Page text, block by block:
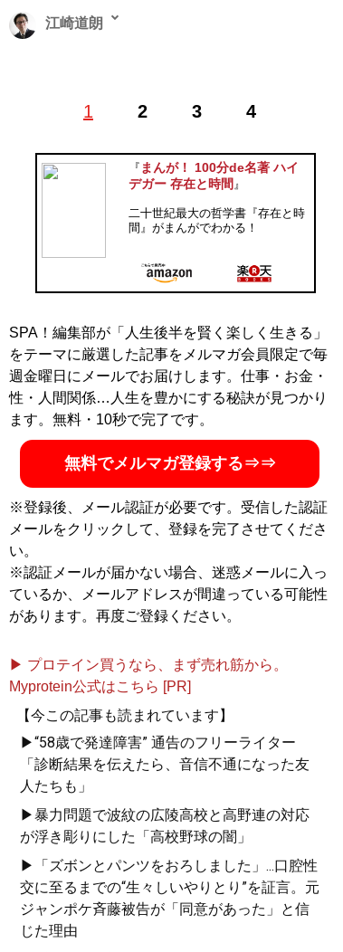
1 2 3 4
江崎道朗
学部哲学科卒業後、石原慎太郎衆議院議員の政策担当秘
やインテリジェンス、近現代史研究に従事。主な著書に
知りたくないではすまされない』(KADOKAWA)、『
朝鮮戦争と日本・台湾「侵略」工作』
書)、『日本外務省はソ連の対米工作を知っていた
ンテリジェンスで読み解く 米中と経済安保』(いずれも
@ezakimichio
『インテリジェンスで読み解く 米中と経済安
保』
経済的安全をいかに守るか？実践的な入門書が発売！
’17年、トランプ米大統領は中国を競争相手とみなす
「国家安全保障戦略」を策定し、中国に貿易戦争を仕掛
けた。日本は「米中対立」の狭間にありながら、明確な
と明言すらしていないのだ。
日本の経済安全保障を確立するためには、国際情勢を
る。江崎氏の最新刊『インテリジェンスで読み解く 米中
と経済安保』は、公刊情報を読み解くことで日本のある
べき「対中戦略」「経済安全保障」について独自の視座
を提供している。江崎氏の正鵠を射た分析で、インテリ
ジェンスに関する実践的な入門書として必読の一冊と言
記事一覧へ
『 まんが！ 100分de名著 ハイ
デガー 存在と時間 』
二十世紀最大の哲学書『存在と時
間』がまんがでわかる！
SPA！編集部が「人生後半を賢く楽しく生きる」
をテーマに厳選した記事をメルマガ会員限定で毎
週金曜日にメールでお届けします。仕事・お金・
性・人間関係…人生を豊かにする秘訣が見つかり
ます。無料・10秒で完了です。
無料でメルマガ登録する⇒⇒
※登録後、メール認証が必要です。受信した認証
メールをクリックして、登録を完了させてくださ
い。
※認証メールが届かない場合、迷惑メールに入っ
ているか、メールアドレスが間違っている可能性
があります。再度ご登録ください。
▶ プロテイン買うなら、まず売れ筋から。
Myprotein公式はこちら [PR]
【今この記事も読まれています】
▶“58歳で発達障害” 通告のフリーライター
「診断結果を伝えたら、音信不通になった友
人たちも」
▶暴力問題で波紋の広陵高校と高野連の対応
が浮き彫りにした「高校野球の闇」
▶「ズボンとパンツをおろしました」...口腔性
交に至るまでの“生々しいやりとり”を証言。元
ジャンポケ斉藤被告が「同意があった」と信
じた理由